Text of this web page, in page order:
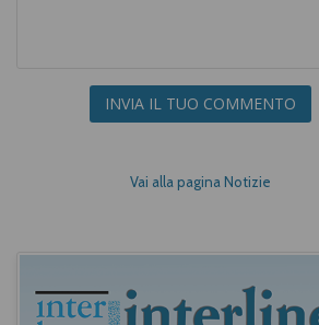
INVIA IL TUO COMMENTO
Vai alla pagina Notizie